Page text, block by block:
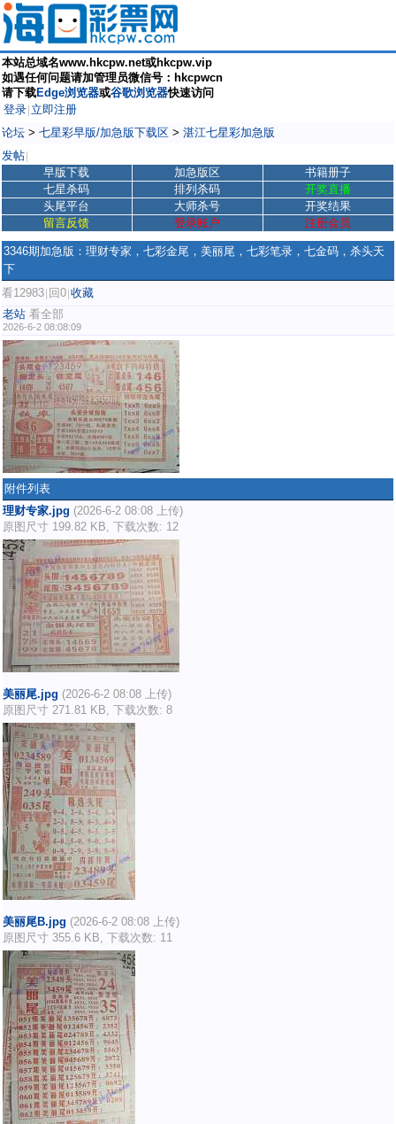
本站总域名www.hkcpw.net或hkcpw.vip
如遇任何问题请加管理员微信号：hkcpwcn
请下载Edge浏览器或谷歌浏览器快速访问
登录 立即注册
论坛 > 七星彩早版/加急版下载区 > 湛江七星彩加急版
发帖
早版下载 加急版区
书籍册子
七星杀码
排列杀码
开奖直播
头尾平台
大师杀号
开奖结果
留言反馈
登录账户 注册会员
3346期加急版：理财专家，七彩金尾，美丽尾，七彩笔录，七金码，杀头天
下
看12983 回0 收藏
老站 看全部
2026-6-2 08:08:09
附件列表
理财专家.jpg (2026-6-2 08:08 上传)
原图尺寸 199.82 KB, 下载次数: 12
美丽尾.jpg (2026-6-2 08:08 上传)
原图尺寸 271.81 KB, 下载次数: 8
美丽尾B.jpg (2026-6-2 08:08 上传)
原图尺寸 355.6 KB, 下载次数: 11